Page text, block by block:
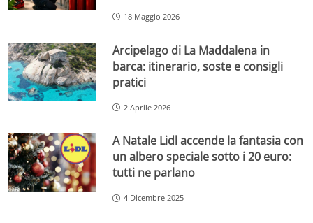
18 Maggio 2026
Arcipelago di La Maddalena in
barca: itinerario, soste e consigli
pratici
2 Aprile 2026
A Natale Lidl accende la fantasia con
un albero speciale sotto i 20 euro:
tutti ne parlano
4 Dicembre 2025